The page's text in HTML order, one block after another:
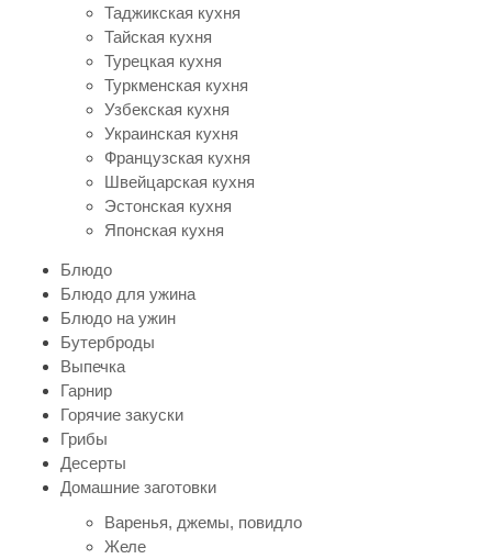
Таджикская кухня
Тайская кухня
Турецкая кухня
Туркменская кухня
Узбекская кухня
Украинская кухня
Французская кухня
Швейцарская кухня
Эстонская кухня
Японская кухня
Блюдо
Блюдо для ужина
Блюдо на ужин
Бутерброды
Выпечка
Гарнир
Горячие закуски
Грибы
Десерты
Домашние заготовки
Варенья, джемы, повидло
Желе